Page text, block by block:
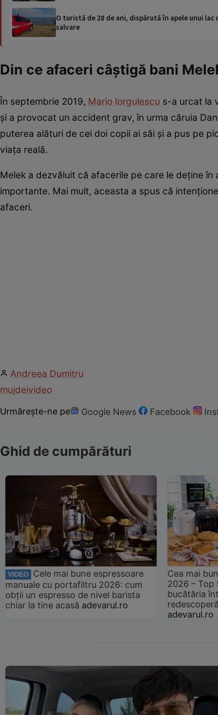
O turistă de 28 de ani, dispărută în apele unui
salvare
Din ce afaceri câștigă bani
În septembrie 2019, Mario Iorgulescu s-a urcat la
și a provocat un accident grav, în urma căruia
puterea alături de cei doi copii ai săi și a pus pe
viața reală.
Melek a dezvăluit că afacerile pe care le deține
importante. Mai mult, aceasta a spus că
afaceri.
Andreea Dumitru
mujdeivideo
Urmărește-ne pe Google News Facebook
Ghid de cumpărături
VIDEO
Cele mai bune espressoare
manuale cu portafiltru 2026: cum
obții un espresso de nivel barista
chiar la tine acasă adevarul.ro
Cea mai
2026 –
bucătăria
adevarul.ro